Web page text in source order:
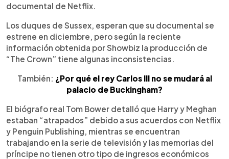
documental de Netflix.
Los duques de Sussex, esperan que su documental se
estrene en diciembre, pero según la reciente
información obtenida por Showbiz la producción de
“The Crown” tiene algunas inconsistencias.
También: ¿Por qué el rey Carlos III no se mudará al
palacio de Buckingham?
El biógrafo real Tom Bower detalló que Harry y Meghan
estaban “atrapados” debido a sus acuerdos con Netflix
y Penguin Publishing, mientras se encuentran
trabajando en la serie de televisión y las memorias del
príncipe no tienen otro tipo de ingresos económicos